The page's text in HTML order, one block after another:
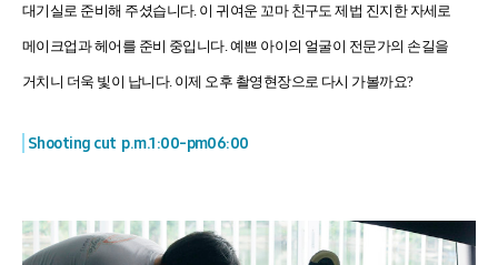
대기실로 준비해 주셨습니다. 이 귀여운 꼬마 친구도 제법 진지한 자세로
메이크업과 헤어를 준비 중입니다. 예쁜 아이의 얼굴이 전문가의 손길을
거치니 더욱 빛이 납니다. 이제 오후 촬영현장으로 다시 가볼까요?
Shooting cut p.m.1:00-pm06:00